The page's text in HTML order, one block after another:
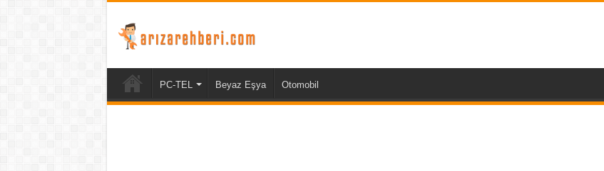
PC-TEL Beyaz Eşya Otomobil